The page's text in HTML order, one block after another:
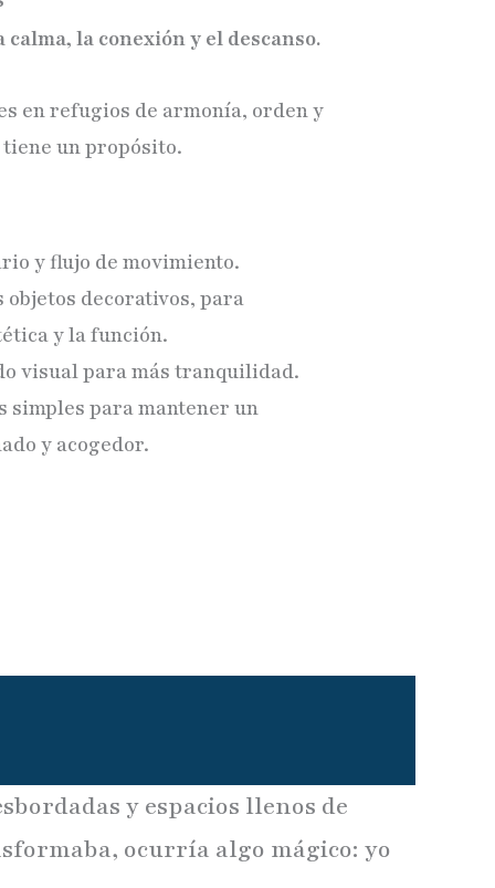
la conexión y el descanso.
en refugios de armonía, orden y
tiene un propósito.
y flujo de movimiento.
objetos decorativos, para
y la función.
visual para más tranquilidad.
simples para mantener un
y acogedor.
y espacios llenos de
ocurría algo mágico: yo